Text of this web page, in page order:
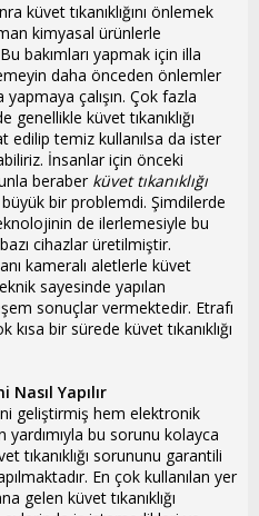
küvet tıkanıklığını önlemek
kimyasal ürünlerle
bakımları yapmak için illa
daha önceden önlemler
yapmaya çalışın. Çok fazla
küvet tıkanıklığı
edilip temiz kullanılsa da ister
İnsanlar için önceki
beraber küvet tıkanıklığı
bir problemdi. Şimdilerde
de ilerlemesiyle bu
cihazlar üretilmiştir.
kameralı aletlerle küvet
sayesinde yapılan
sonuçlar vermektedir. Etrafı
bir sürede küvet tıkanıklığı
Nasıl Yapılır
geliştirmiş hem elektronik
bu sorunu kolayca
tıkanıklığı sorununu garantili
En çok kullanılan yer
gelen küvet tıkanıklığı